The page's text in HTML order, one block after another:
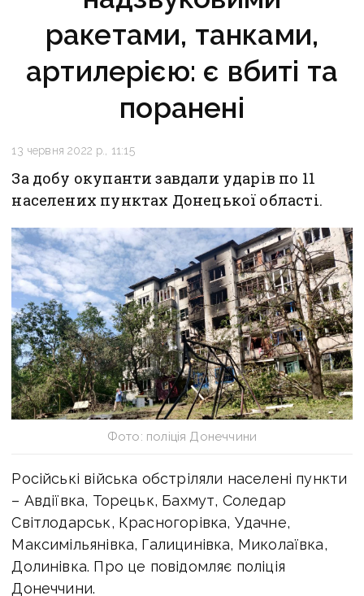
ракетами, танками,
артилерією: є вбиті та
поранені
13 червня 2022 р., 11:15
За добу окупанти завдали ударів по 11
населених пунктах Донецької області.
Фото: поліція Донеччини
Російські війська обстріляли населені пункти
– Авдіївка, Торецьк, Бахмут, Соледар
Світлодарськ, Красногорівка, Удачне,
Максимільянівка, Галицинівка, Миколаївка,
Долинівка. Про це повідомляє поліція
Донеччини.